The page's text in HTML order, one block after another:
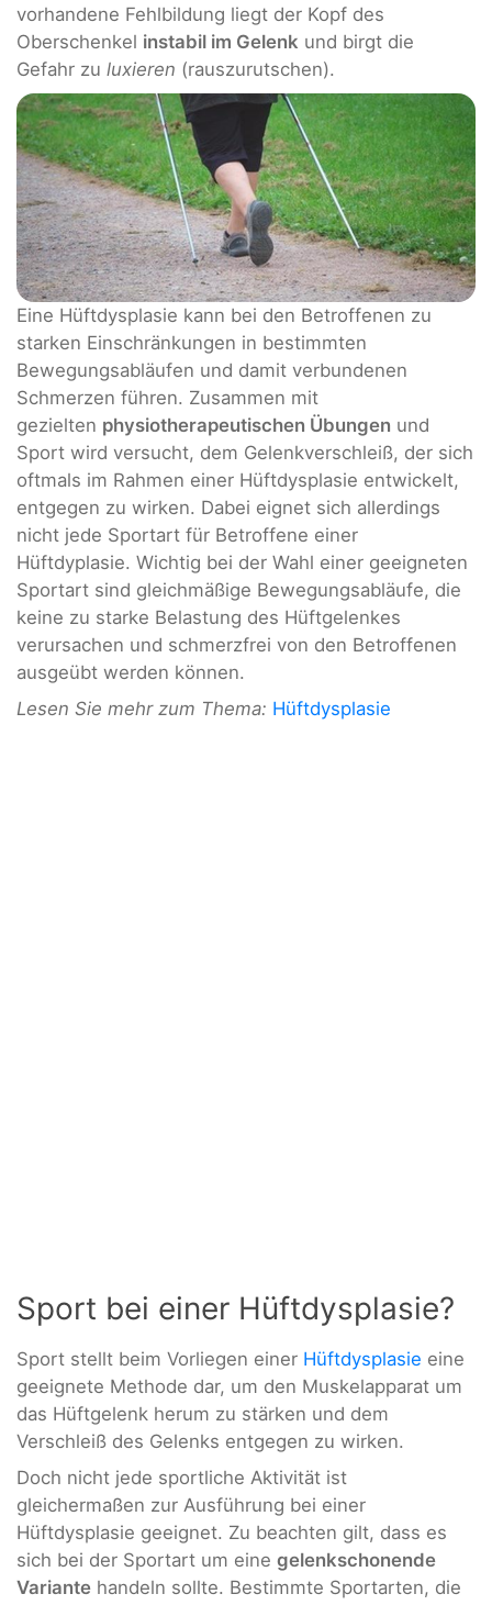
vorhandene Fehlbildung liegt der Kopf des
Oberschenkel instabil im Gelenk und birgt die
Gefahr zu luxieren (rauszurutschen).
Eine Hüftdysplasie kann bei den Betroffenen zu
starken Einschränkungen in bestimmten
Bewegungsabläufen und damit verbundenen
Schmerzen führen. Zusammen mit
gezielten physiotherapeutischen Übungen und
Sport wird versucht, dem Gelenkverschleiß, der sich
oftmals im Rahmen einer Hüftdysplasie entwickelt,
entgegen zu wirken. Dabei eignet sich allerdings
nicht jede Sportart für Betroffene einer
Hüftdyplasie. Wichtig bei der Wahl einer geeigneten
Sportart sind gleichmäßige Bewegungsabläufe, die
keine zu starke Belastung des Hüftgelenkes
verursachen und schmerzfrei von den Betroffenen
ausgeübt werden können.
Lesen Sie mehr zum Thema: Hüftdysplasie
Sport bei einer Hüftdysplasie?
Sport stellt beim Vorliegen einer Hüftdysplasie eine
geeignete Methode dar, um den Muskelapparat um
das Hüftgelenk herum zu stärken und dem
Verschleiß des Gelenks entgegen zu wirken.
Doch nicht jede sportliche Aktivität ist
gleichermaßen zur Ausführung bei einer
Hüftdysplasie geeignet. Zu beachten gilt, dass es
sich bei der Sportart um eine gelenkschonende
Variante handeln sollte. Bestimmte Sportarten, die